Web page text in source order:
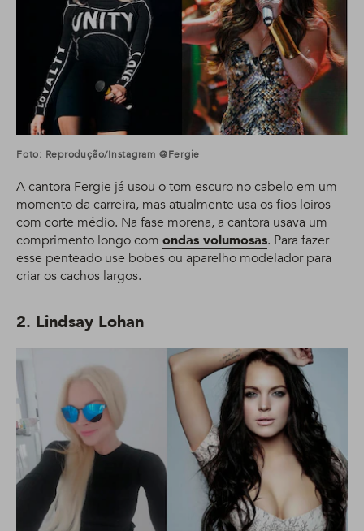
Foto: Reprodução/Instagram @fergie
A cantora Fergie já usou o tom escuro no cabelo em um
momento da carreira, mas atualmente usa os fios loiros
com corte médio. Na fase morena, a cantora usava um
comprimento longo com ondas volumosas. Para fazer
esse penteado use bobes ou aparelho modelador para
criar os cachos largos.
2. Lindsay Lohan